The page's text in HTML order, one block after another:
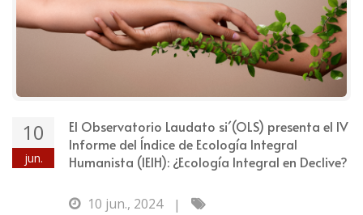
10
jun.
El Observatorio Laudato si´(OLS) presenta el IV
Informe del Índice de Ecología Integral
Humanista (IEIH): ¿Ecología Integral en Declive?
10 jun., 2024
|